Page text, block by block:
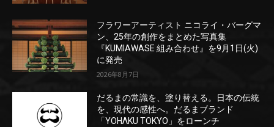
フラワーアーティスト ニコライ・バーグマ
ン、25年の創作をまとめた写真集
『KUMIAWASE 組み合わせ』を9月1日(火)
に発売
2026年8月7日
だるまの常識を、塗り替える。日本の伝統
を、現代の感性へ。だるまブランド
「YOHΛKU TOKYO」をローンチ